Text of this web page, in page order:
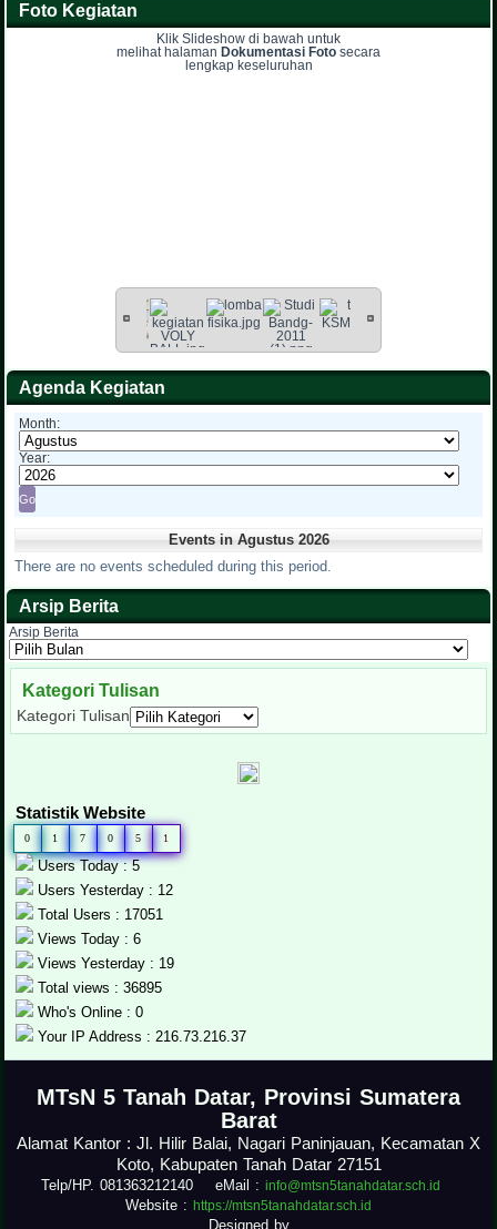
Foto Kegiatan
Klik Slideshow di bawah untuk
melihat halaman Dokumentasi Foto secara
lengkap keseluruhan
Agenda Kegiatan
Month:
Year:
Events in Agustus 2026
There are no events scheduled during this period.
Arsip Berita
Arsip Berita
Kategori Tulisan
Kategori Tulisan
Statistik Website
0 1 7 0 5 1
Users Today : 5
Users Yesterday : 12
Total Users : 17051
Views Today : 6
Views Yesterday : 19
Total views : 36895
Who's Online : 0
Your IP Address : 216.73.216.37
MTsN 5 Tanah Datar, Provinsi Sumatera
Barat
Alamat Kantor : Jl. Hilir Balai, Nagari Paninjauan, Kecamatan X
Koto, Kabupaten Tanah Datar 27151
Telp/HP. 081363212140 eMail : info@mtsn5tanahdatar.sch.id
Website : https://mtsn5tanahdatar.sch.id
Designed by